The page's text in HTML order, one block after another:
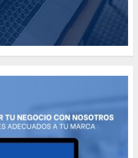
How Many of These Italian
MAYO 14, 2024 812
Need to Know About the
Classic Cars in a Retro
Movie?